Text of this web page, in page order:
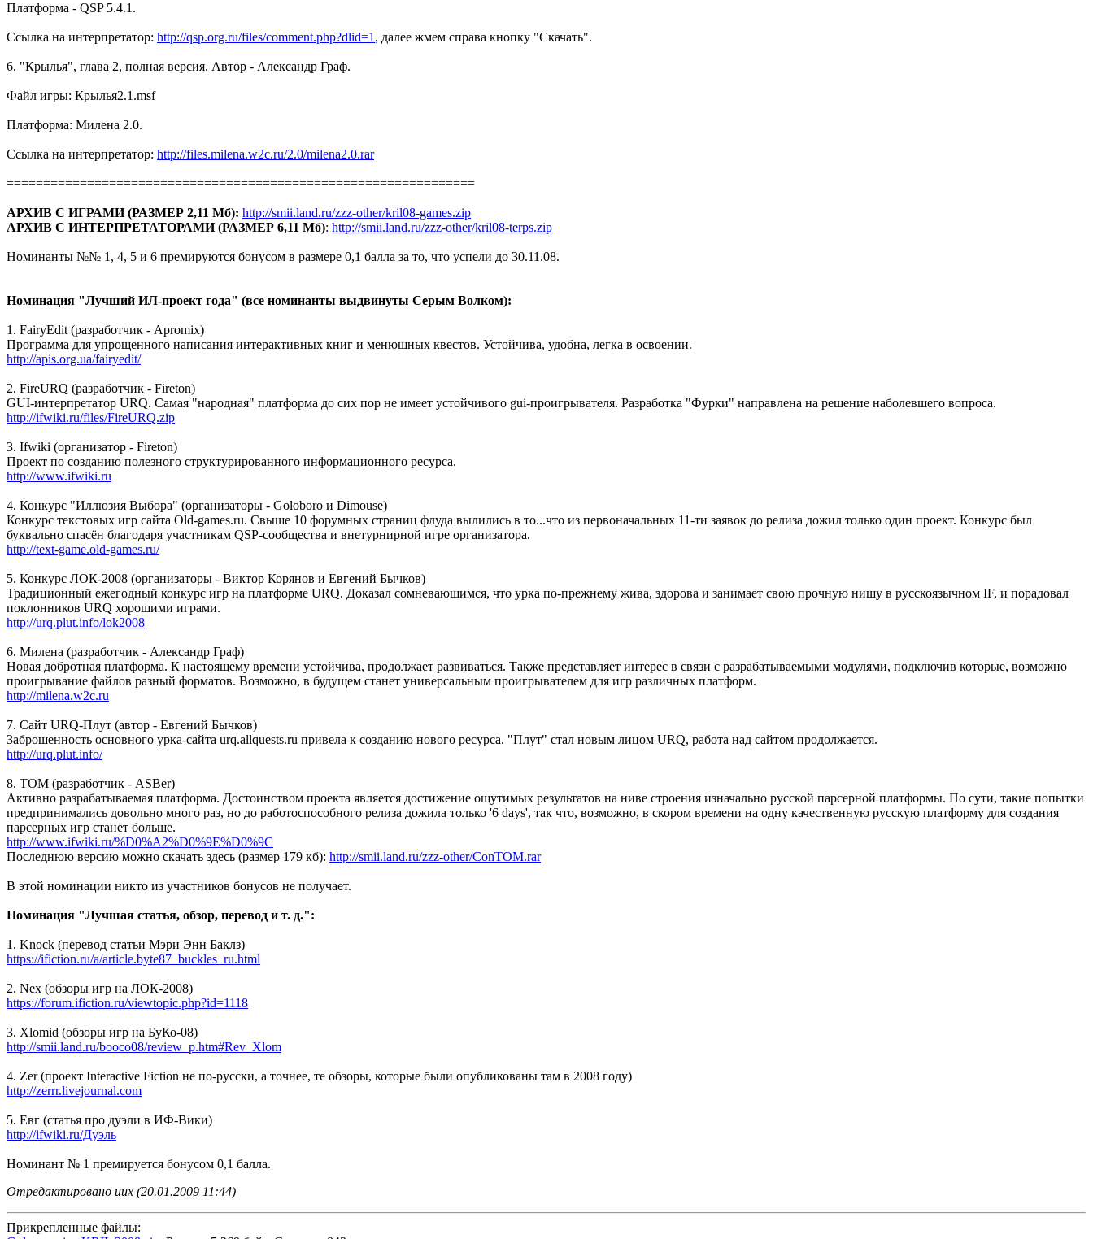
Платформа - QSP 5.4.1.
Ссылка на интерпретатор: http://qsp.org.ru/files/comment.php?dlid=1 , далее жмем справа кнопку "Скачать".
6. "Крылья", глава 2, полная версия. Автор - Александр Граф.
Файл игры: Крылья2.1.msf
Платформа: Милена 2.0.
Ссылка на интерпретатор: http://files.milena.w2c.ru/2.0/milena2.0.rar
================================================================
АРХИВ С ИГРАМИ (РАЗМЕР 2,11 Мб): http://smii.land.ru/zzz-other/kril08-games.zip
АРХИВ С ИНТЕРПРЕТАТОРАМИ (РАЗМЕР 6,11 Мб): http://smii.land.ru/zzz-other/kril08-terps.zip
Номинанты №№ 1, 4, 5 и 6 премируются бонусом в размере 0,1 балла за то, что успели до 30.11.08.
Номинация "Лучший ИЛ-проект года" (все номинанты выдвинуты Серым Волком):
1. FairyEdit (разработчик - Apromix)
Программа для упрощенного написания интерактивных книг и менюшных квестов. Устойчива, удобна, легка в освоении.
http://apis.org.ua/fairyedit/
2. FireURQ (разработчик - Fireton)
GUI-интерпретатор URQ. Самая "народная" платформа до сих пор не имеет устойчивого gui-проигрывателя. Разработка "Фурки" направлена на решение наболевшего вопроса.
http://ifwiki.ru/files/FireURQ.zip
3. Ifwiki (организатор - Fireton)
Проект по созданию полезного структурированного информационного ресурса.
http://www.ifwiki.ru
4. Конкурс "Иллюзия Выбора" (организаторы - Goloboro и Dimouse)
Конкурс текстовых игр сайта Old-games.ru. Свыше 10 форумных страниц флуда вылились в то...что из первоначальных 11-ти заявок до релиза дожил только один проект. Конкурс был
буквально спасён благодаря участникам QSP-сообщества и внетурнирной игре организатора.
http://text-game.old-games.ru/
5. Конкурс ЛОК-2008 (организаторы - Виктор Корянов и Евгений Бычков)
Традиционный ежегодный конкурс игр на платформе URQ. Доказал сомневающимся, что урка по-прежнему жива, здорова и занимает свою прочную нишу в русскоязычном IF, и порадовал
поклонников URQ хорошими играми.
http://urq.plut.info/lok2008
6. Милена (разработчик - Александр Граф)
Новая добротная платформа. К настоящему времени устойчива, продолжает развиваться. Также представляет интерес в связи с разрабатываемыми модулями, подключив которые, возможно
проигрывание файлов разный форматов. Возможно, в будущем станет универсальным проигрывателем для игр различных платформ.
http://milena.w2c.ru
7. Сайт URQ-Плут (автор - Евгений Бычков)
Заброшенность основного урка-сайта urq.allquests.ru привела к созданию нового ресурса. "Плут" стал новым лицом URQ, работа над сайтом продолжается.
http://urq.plut.info/
8. ТОМ (разработчик - ASBer)
Активно разрабатываемая платформа. Достоинством проекта является достижение ощутимых результатов на ниве строения изначально русской парсерной платформы. По сути, такие попытки
предпринимались довольно много раз, но до работоспособного релиза дожила только '6 days', так что, возможно, в скором времени на одну качественную русскую платформу для создания
парсерных игр станет больше.
http://www.ifwiki.ru/%D0%A2%D0%9E%D0%9C
Последнюю версию можно скачать здесь (размер 179 кб): http://smii.land.ru/zzz-other/ConTOM.rar
В этой номинации никто из участников бонусов не получает.
Номинация "Лучшая статья, обзор, перевод и т. д.":
1. Knock (перевод статьи Мэри Энн Баклз)
https://ifiction.ru/a/article.byte87_buckles_ru.html
2. Nex (обзоры игр на ЛОК-2008)
https://forum.ifiction.ru/viewtopic.php?id=1118
3. Xlomid (обзоры игр на БуКо-08)
http://smii.land.ru/booco08/review_p.htm#Rev_Xlom
4. Zer (проект Interactive Fiction не по-русски, а точнее, те обзоры, которые были опубликованы там в 2008 году)
http://zerrr.livejournal.com
5. Евг (статья про дуэли в ИФ-Вики)
http://ifwiki.ru/Дуэль
Номинант № 1 премируется бонусом 0,1 балла.
Отредактировано uux (20.01.2009 11:44)
Прикрепленные файлы: